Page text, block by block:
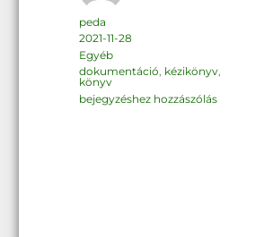
Szerző
peda
Közzétéve
2021-11-28
Kategória
Egyéb
Címke
dokumentáció, kézikönyv,
könyv
LibreOffice
dokumentáció:
bejegyzéshez hozzászólás